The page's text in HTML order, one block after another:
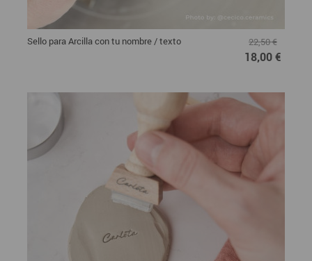
Sello para Arcilla con tu nombre / texto 22,50 €
18,00 €